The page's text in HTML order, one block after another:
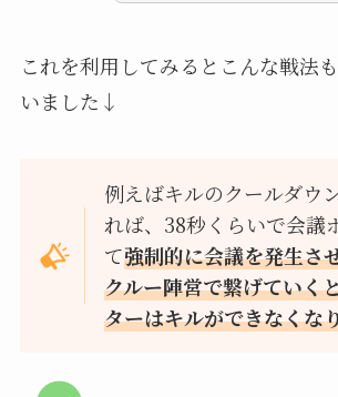
これを利用してみるとこんな戦法
いました↓
例えばキルのクールダウ
れば、38秒くらいで会議
て強制的に会議を発生さ
クルー陣営で繋げていく
ターはキルができなくな